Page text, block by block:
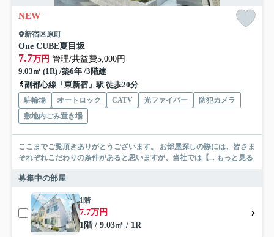
NEW
新宿区原町
One CUBE夏目坂
7.7万円 管理/共益費5,000円
9.03㎡ (1R) /築6年 /3階建
副都心線「東新宿」駅 徒歩20分
駐輪場 オートロック CATV 光ファイバー
防犯カメラ
敷地内ごみ置き場
ここまでご覧頂きありがとうございます。 お部屋探しの際には、皆さま
それぞれこだわりの条件があると思いますが、当社では【... もっと見る
募集中の部屋
1階
7.7万円
1階 / 9.03㎡ / 1R